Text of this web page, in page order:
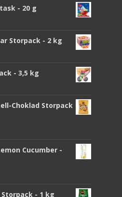
- 20 g
Storpack - 2 kg
- 3,5 kg
Choklad Storpack
Cucumber -
- 1 kg